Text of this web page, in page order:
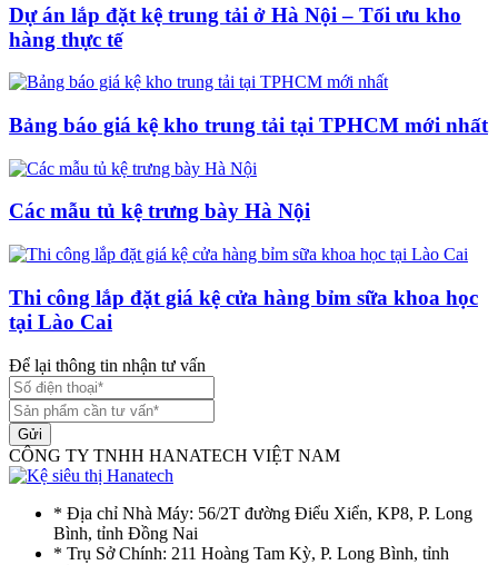
Dự án lắp đặt kệ trung tải ở Hà Nội – Tối ưu kho
hàng thực tế
Bảng báo giá kệ kho trung tải tại TPHCM mới nhất
Các mẫu tủ kệ trưng bày Hà Nội
Thi công lắp đặt giá kệ cửa hàng bỉm sữa khoa học
tại Lào Cai
Để lại thông tin nhận tư vấn
Gửi
CÔNG TY TNHH HANATECH VIỆT NAM
* Địa chỉ Nhà Máy: 56/2T đường Điểu Xiển, KP8, P. Long
Bình, tỉnh Đồng Nai
* Trụ Sở Chính: 211 Hoàng Tam Kỳ, P. Long Bình, tỉnh